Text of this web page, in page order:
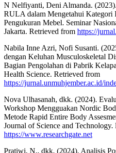
N Nelfiyanti, Deni Almanda.
RULA dalam Mengetahui Kategori
Pengukuran Mebel. Seminar
Jakarta. Retrieved from https://
Nabila Inne Azri, Nofi Susanti.
dengan Keluhan Musculoskeletal
Bagian Pengolahan di Pabrik
Health Science. Retrieved from
https://jurnal.unmuhjember.ac.id/
Nova Ulhasanah, dkk. (2024).
Workshop Mengguakan Nordic
Metode Rapid Entire Body
Journal of Science and
https://www.researchgate.net
Pratiwi, N., dkk. (2024). Analisis